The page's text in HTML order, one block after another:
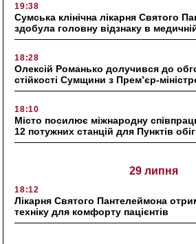
19:38
Сумська клінічна лікарня Святого
здобула головну відзнаку в
18:28
Олексій Романько долучився до
стійкості Сумщини з Прем’єр-
18:10
Місто посилює міжнародну
12 потужних станцій для Пунктів
29 липня
18:12
Лікарня Святого Пантелеймона
техніку для комфорту пацієнтів